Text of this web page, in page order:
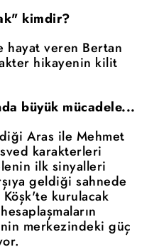
kimdir?
hayat veren Bertan
hikayenin kilit
büyük mücadele...
Aras ile Mehmet
karakterleri
ilk sinyalleri
geldiği sahnede
kurulacak
merkezindeki güç